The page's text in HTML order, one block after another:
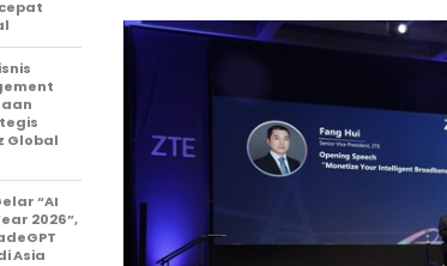
Global
“AI
2026”,
Asia